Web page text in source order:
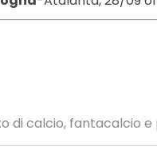
di calcio, fantacalcio